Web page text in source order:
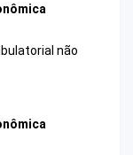
não